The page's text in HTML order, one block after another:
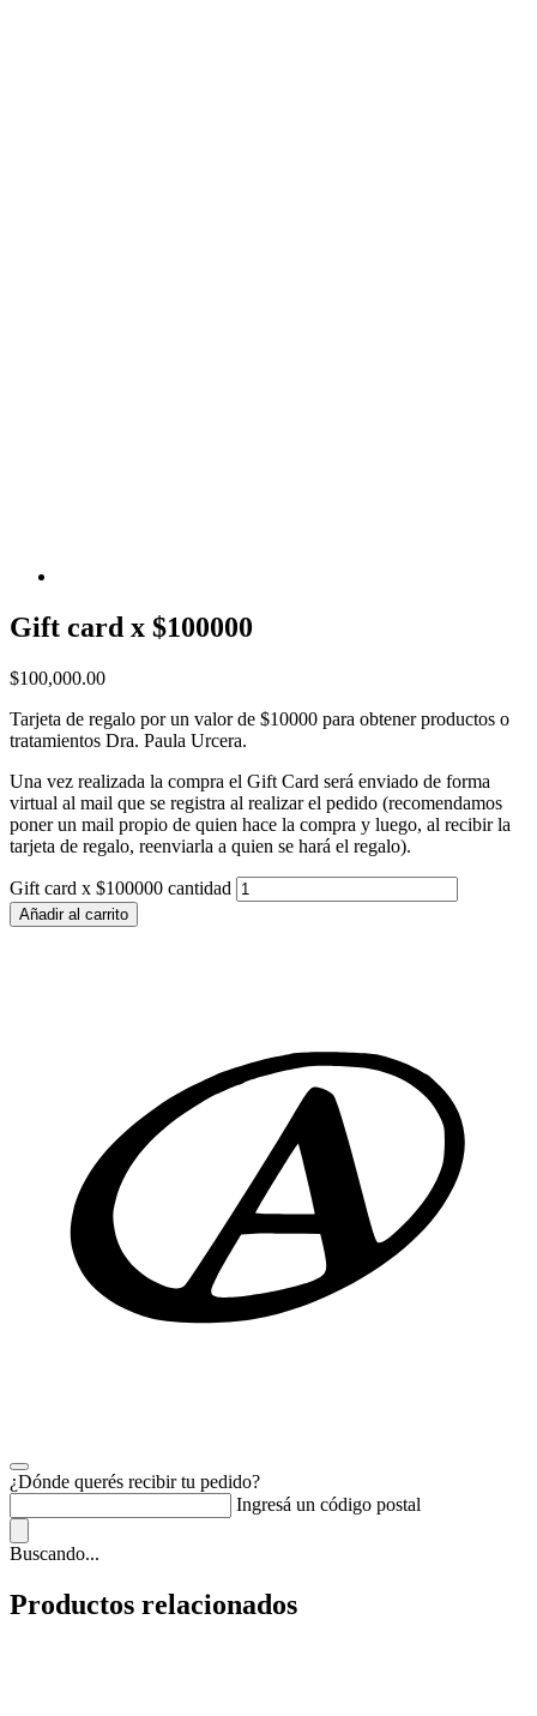
Gift card x $100000
$100,000.00
Tarjeta de regalo por un valor de $10000 para obtener productos o
tratamientos Dra. Paula Urcera.
Una vez realizada la compra el Gift Card será enviado de forma
virtual al mail que se registra al realizar el pedido (recomendamos
poner un mail propio de quien hace la compra y luego, al recibir la
tarjeta de regalo, reenviarla a quien se hará el regalo).
Gift card x $100000 cantidad
Añadir al carrito
¿Dónde querés recibir tu pedido?
Ingresá un código postal
Buscando...
Productos relacionados